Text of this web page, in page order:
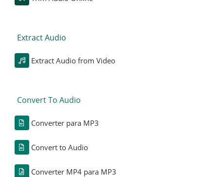
Extract Audio
Extract Audio from Video
Convert To Audio
Converter para MP3
Convert to Audio
Converter MP4 para MP3